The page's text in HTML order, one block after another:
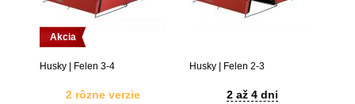
Akcia
Husky | Felen 3-4
2 rôzne verzie
Husky | Felen 2-3
2 až 4 dni